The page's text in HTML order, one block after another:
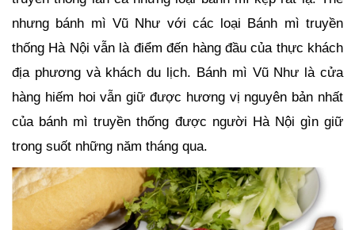
nhưng bánh mì Vũ Như với các loại Bánh mì truyền
thống Hà Nội vẫn là điểm đến hàng đầu của thực khách
địa phương và khách du lịch. Bánh mì Vũ Như là cửa
hàng hiếm hoi vẫn giữ được hương vị nguyên bản nhất
của bánh mì truyền thống được người Hà Nội gìn giữ
trong suốt những năm tháng qua.